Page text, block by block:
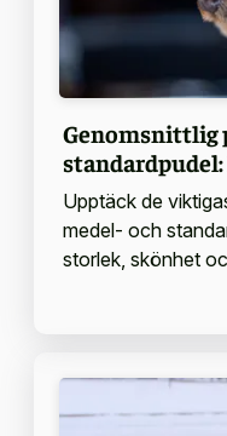
Genomsnittlig
Upptäck de
medel- och
storlek, skönhet